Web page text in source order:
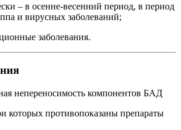
– в осенне-весенний период, в период
и вирусных заболеваний;
заболевания.
непереносимость компонентов БАД
которых противопоказаны препараты